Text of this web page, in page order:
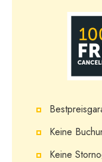
Keine
Keine